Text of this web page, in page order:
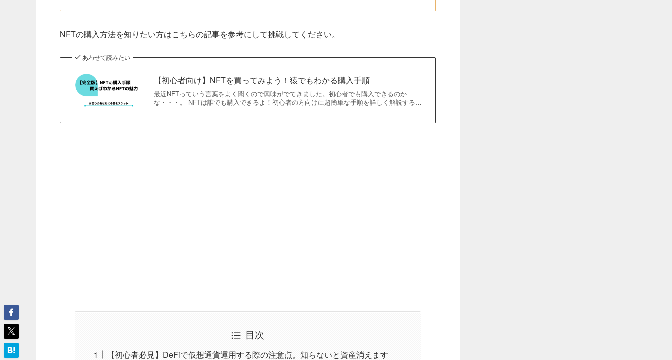
NFTの購入方法を知りたい方はこちらの記事を参考にして挑戦してください。
あわせて読みたい
【初心者向け】NFTを買ってみよう！猿でもわかる購入手順
最近NFTっていう言葉をよく聞くので興味がでてきました。初心者でも購入できるのか
な・・・。 NFTは誰でも購入できるよ！初心者の方向けに超簡単な手順を詳しく解説する…
目次
【初心者必見】DeFiで仮想通貨運用する際の注意点。知らないと資産消えます